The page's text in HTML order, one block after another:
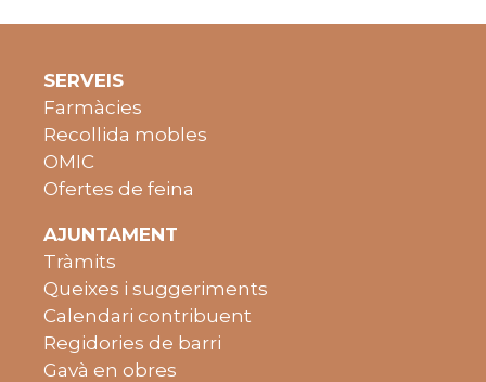
SERVEIS
Farmàcies
Recollida mobles
OMIC
Ofertes de feina
AJUNTAMENT
Tràmits
Queixes i suggeriments
Calendari contribuent
Regidories de barri
Gavà en obres